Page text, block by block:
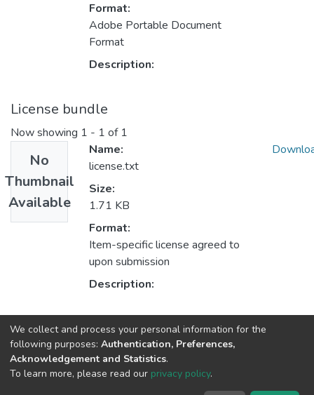
Format:
Adobe Portable Document
Format
Description:
License bundle
Now showing 1 - 1 of 1
No
Thumbnail
Available
Name:
license.txt
Size:
1.71 KB
Format:
Item-specific license agreed to
upon submission
Description:
Collections
MEDICINA
We collect and process your personal information for the
following purposes: Authentication, Preferences,
Acknowledgement and Statistics.
To learn more, please read our privacy policy.